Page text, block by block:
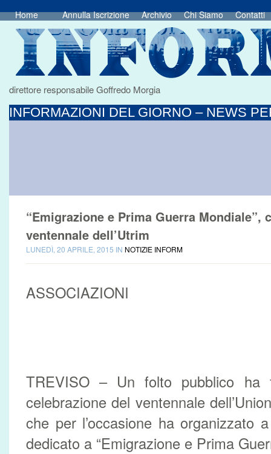
Home Annulla Iscrizione Archivio Chi Siamo Contatti
direttore responsabile Goffredo Morgia
INFORMAZIONI DEL GIORNO – NEWS
“Emigrazione e Prima Guerra Mondiale”,
ventennale dell’Utrim
LUNEDÌ, 20 APRILE, 2015 IN NOTIZIE INFORM
ASSOCIAZIONI
TREVISO – Un folto pubblico ha
celebrazione del ventennale
che per l’occasione ha organizzato
dedicato a “Emigrazione e Prima